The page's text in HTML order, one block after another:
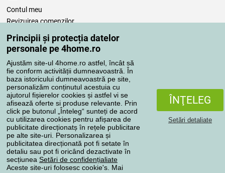
Principii și protecția datelor
personale pe 4home.ro
Ajustăm site-ul 4home.ro astfel, încât să
fie conform activității dumneavoastră. În
baza istoricului dumneavoastră pe site,
personalizăm conținutul acestuia cu
ajutorul fișierelor cookies și astfel vi se
afisează oferte si produse relevante. Prin
click pe butonul „Înteleg“ sunteți de acord
cu utilizarea cookies pentru afișarea de
publicitate direcționatș în rețele publicitare
pe alte site-uri. Personalizarea și
publicitatea direcționată pot fi setate în
detaliu sau pot fi oricând dezactivate în
secțiunea Setări de confidențialiate
Aceste site-uri folosesc cookie's. Mai
ÎNŢELEG
Setări detaliate
Contul meu
Revizuirea comenzilor
Reclamaţii
Retragere de la contract
Regulile de procesare a recenziilor
Metode de transport
Metode de plată
Magazin de încredere